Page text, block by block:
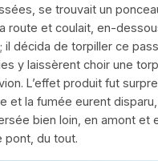
se trouvait un
route et coulait, en-
il décida de torpiller ce
y laissèrent choir une
L’effet produit fut
et la fumée eurent
bien loin, en amont et
pont, du tout.